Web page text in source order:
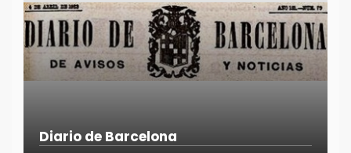
Diario de Barcelona